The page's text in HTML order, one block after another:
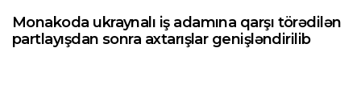
Monakoda ukraynalı iş adamına qarşı törədilən
partlayışdan sonra axtarışlar genişləndirilib